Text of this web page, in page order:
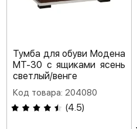
Тумба для обуви Модена
МТ-30 с ящиками ясень
светлый/венге
Код товара: 204080
(4.5)